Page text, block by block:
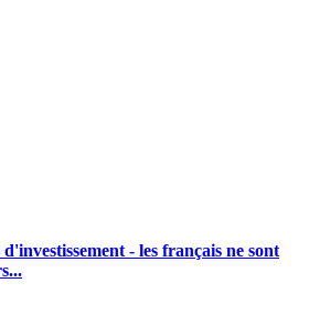
- les français ne sont